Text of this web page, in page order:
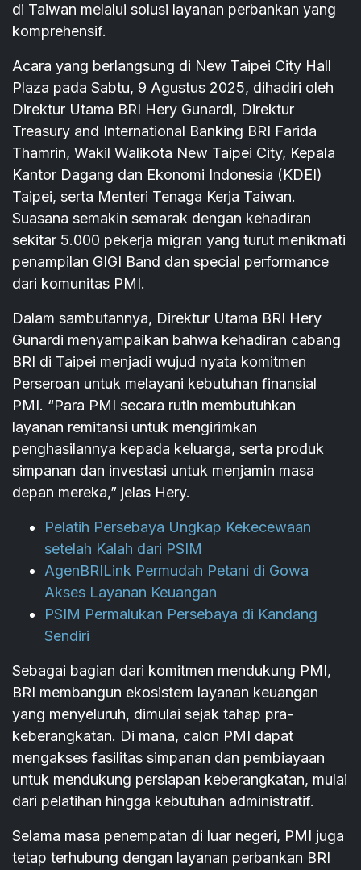
di Taiwan melalui solusi layanan perbankan yang
komprehensif.
Acara yang berlangsung di New Taipei City Hall
Plaza pada Sabtu, 9 Agustus 2025, dihadiri oleh
Direktur Utama BRI Hery Gunardi, Direktur
Treasury and International Banking BRI Farida
Thamrin, Wakil Walikota New Taipei City, Kepala
Kantor Dagang dan Ekonomi Indonesia (KDEI)
Taipei, serta Menteri Tenaga Kerja Taiwan.
Suasana semakin semarak dengan kehadiran
sekitar 5.000 pekerja migran yang turut menikmati
penampilan GIGI Band dan special performance
dari komunitas PMI.
Dalam sambutannya, Direktur Utama BRI Hery
Gunardi menyampaikan bahwa kehadiran cabang
BRI di Taipei menjadi wujud nyata komitmen
Perseroan untuk melayani kebutuhan finansial
PMI. “Para PMI secara rutin membutuhkan
layanan remitansi untuk mengirimkan
penghasilannya kepada keluarga, serta produk
simpanan dan investasi untuk menjamin masa
depan mereka,” jelas Hery.
Pelatih Persebaya Ungkap Kekecewaan
setelah Kalah dari PSIM
AgenBRILink Permudah Petani di Gowa
Akses Layanan Keuangan
PSIM Permalukan Persebaya di Kandang
Sendiri
Sebagai bagian dari komitmen mendukung PMI,
BRI membangun ekosistem layanan keuangan
yang menyeluruh, dimulai sejak tahap pra-
keberangkatan. Di mana, calon PMI dapat
mengakses fasilitas simpanan dan pembiayaan
untuk mendukung persiapan keberangkatan, mulai
dari pelatihan hingga kebutuhan administratif.
Selama masa penempatan di luar negeri, PMI juga
tetap terhubung dengan layanan perbankan BRI